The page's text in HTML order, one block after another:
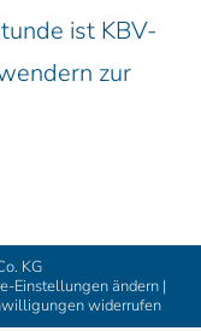
ist KBV-
zur
KG
Einstellungen ändern|
widerrufen